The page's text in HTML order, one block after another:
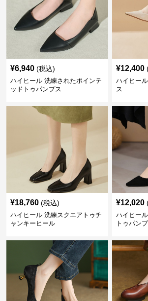
¥6,940 (税込)
ハイヒール 洗練されたポインテ
ッドトゥパンプス
¥12,400
ハイヒー
ス
¥18,760 (税込)
ハイヒール 洗練スクエアトゥチ
ャンキーヒール
¥12,020
ハイヒー
トゥパン